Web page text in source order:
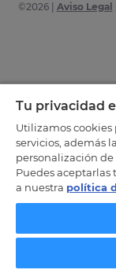
©2026| Aviso Legal
Tu privacidad
Utilizamos cookies
servicios, además
personalización de
Puedes
a nuestra política